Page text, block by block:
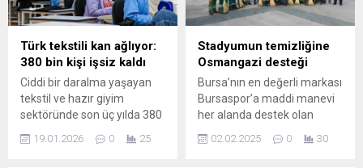
2Saz 1Ses projesi
kapsamında düzenlenen
“Ustalara Saygı” konser
serisinin ilki, Nâzım Hikmet
Kültürevi’nde gerçekleştirildi.
Ustaların mirasını yeni
yorumlarla buluşturmayı
hedefleyen...
Türk tekstili kan ağlıyor:
380 bin kişi işsiz kaldı
Ciddi bir daralma yaşayan
tekstil ve hazır giyim
sektöründe son üç yılda 380
bin kişi işini kaybetti,
yalnızca 2025’te 4 bin 600
19.01.2026 0 25
Stadyumun temizliğine
Osmangazi desteği
Bursa’nın en değerli markası
Bursaspor’a maddi manevi
her alanda destek olan
Osmangazi Belediyesi,
maçların ardından
02.02.2025 0 30